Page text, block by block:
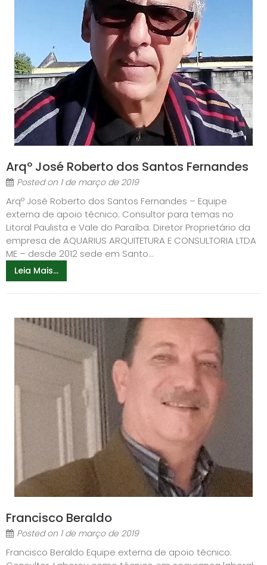
Arqº José Roberto dos Santos Fernandes
Posted on 1 de março de 2019
Arqº José Roberto dos Santos Fernandes – Equipe
externa de apoio técnico: Consultor para temas no
Litoral Paulista e Vale do Paraíba. Diretor Proprietário da
empresa de AQUARIUS ARQUITETURA E CONSULTORIA LTDA
ME – desde 2012 sede em Santo...
Leia Mais...
Francisco Beraldo
Posted on 1 de março de 2019
Francisco Beraldo Equipe externa de apoio técnico: